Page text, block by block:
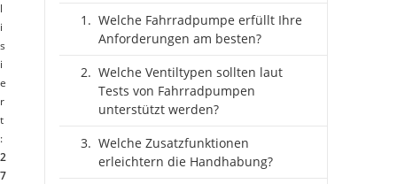
l
i
s
i
e
r
t
:
2
7
Welche Fahrradpumpe erfüllt Ihre
Anforderungen am besten?
Welche Ventiltypen sollten laut
Tests von Fahrradpumpen
unterstützt werden?
Welche Zusatzfunktionen
erleichtern die Handhabung?